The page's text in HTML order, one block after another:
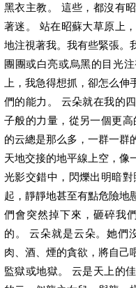
黑衣主教。 這些，都沒有
著迷。 站在昭蘇大草原上
地注視著我。我有些緊張。
團團或白亮或烏黑的目光
上，我急得想抓，卻怎么
們的能力。 云朵就在我的
子般的力量，從另一個更
的云總是那么多，一群一群
天地交接的地平線上空，像
光影交錯中，閃爍出明暗
起，靜靜地甚至有點危險地
們會突然掉下來，砸碎我
的。 云朵就是云朵。她們
肉、酒、煙的貪欲，將自己
監獄或地獄。 云是天上的